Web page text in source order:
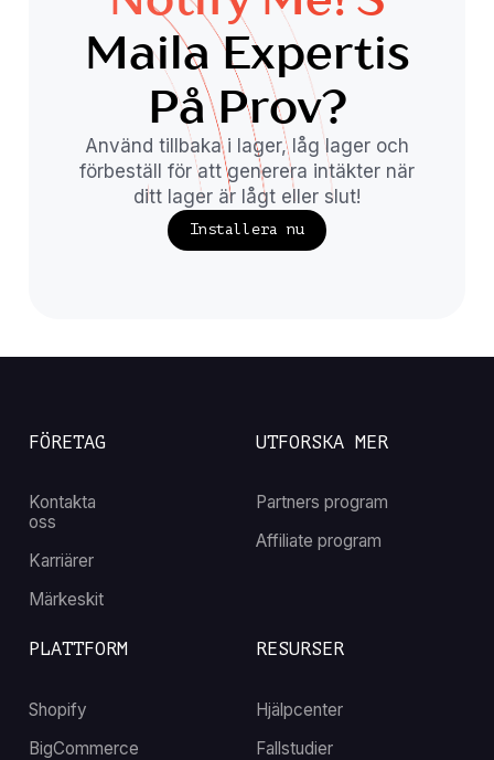
Maila Expertis
På Prov?
Använd tillbaka i lager, låg lager och
förbeställ för att generera intäkter när
ditt lager är lågt eller slut!
Installera nu
FÖRETAG
Kontakta
oss
Karriärer
Märkeskit
RESURSER
Hjälpcenter
Fallstudier
UTFORSKA MER
Partners program
Affiliate program
PLATTFORM
Shopify
BigCommerce